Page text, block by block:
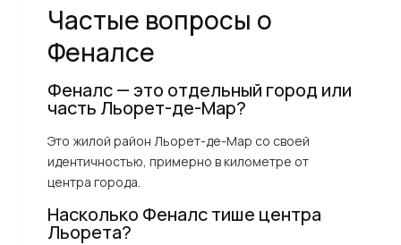
Частые вопросы о
Феналсе
Феналс — это отдельный город или
часть Льорет-де-Мар?
Это жилой район Льорет-де-Мар со своей
идентичностью, примерно в километре от
центра города.
Насколько Феналс тише центра
Льорета?